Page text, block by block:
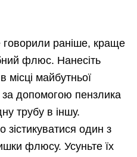
раніше, краще
флюс. Нанесіть
місці майбутньої
допомогою пензлика
трубу в іншу.
зістикуватися один з
флюсу. Усуньте їх